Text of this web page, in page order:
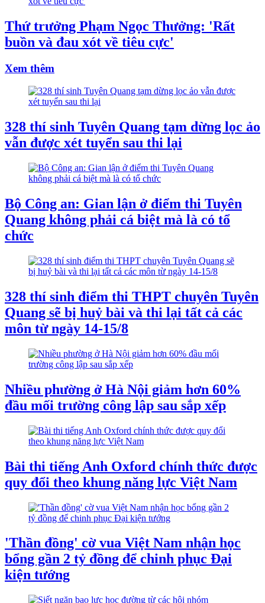
Thứ trưởng Phạm Ngọc Thưởng: 'Rất
buồn và đau xót về tiêu cực'
Xem thêm
328 thí sinh Tuyên Quang tạm dừng lọc ảo
vẫn được xét tuyển sau thi lại
Bộ Công an: Gian lận ở điểm thi Tuyên
Quang không phải cá biệt mà là có tổ
chức
328 thí sinh điểm thi THPT chuyên Tuyên
Quang sẽ bị huỷ bài và thi lại tất cả các
môn từ ngày 14-15/8
Nhiều phường ở Hà Nội giảm hơn 60%
đầu mối trường công lập sau sắp xếp
Bài thi tiếng Anh Oxford chính thức được
quy đổi theo khung năng lực Việt Nam
'Thần đồng' cờ vua Việt Nam nhận học
bổng gần 2 tỷ đồng để chinh phục Đại
kiện tướng